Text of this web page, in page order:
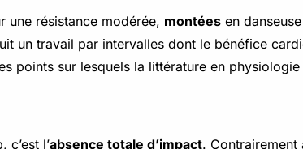
une résistance modérée, montées en
un travail par intervalles dont le bénéfice
points sur lesquels la littérature en
l’absence totale d’impact. Contrairement